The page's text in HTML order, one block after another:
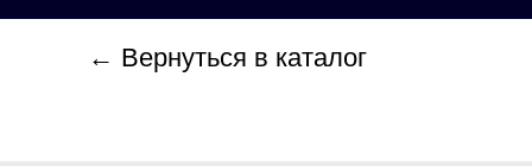
← Вернуться в каталог